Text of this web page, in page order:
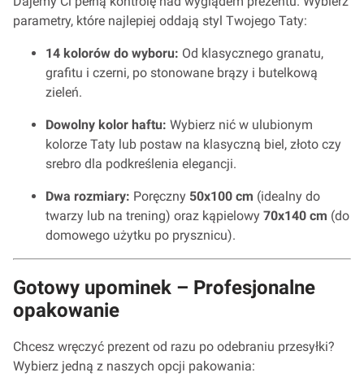
parametry, które najlepiej oddają styl Twojego Taty:
14 kolorów do wyboru: Od klasycznego granatu,
grafitu i czerni, po stonowane brązy i butelkową
zieleń.
Dowolny kolor haftu: Wybierz nić w ulubionym
kolorze Taty lub postaw na klasyczną biel, złoto czy
srebro dla podkreślenia elegancji.
Dwa rozmiary: Poręczny 50x100 cm (idealny do
twarzy lub na trening) oraz kąpielowy 70x140 cm (do
domowego użytku po prysznicu).
Gotowy upominek – Profesjonalne
opakowanie
Chcesz wręczyć prezent od razu po odebraniu przesyłki?
Wybierz jedną z naszych opcji pakowania: